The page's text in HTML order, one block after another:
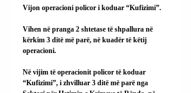
Vijon operacioni policor i koduar “Kufizimi”.
Vihen në pranga 2 shtetase të shpallura në
kërkim 3 ditë më parë, në kuadër të këtij
operacioni.
Në vijim të operacionit policor të koduar
“Kufizimi”, i zhvilluar 3 ditë më parë nga